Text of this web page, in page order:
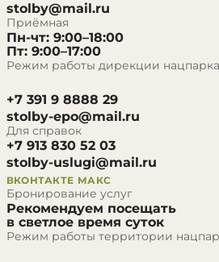
stolby@mail.ru
Приёмная
Пн-чт: 9:00–18:00
Пт: 9:00–17:00
Режим работы дирекции нацпарка
+7 391 9 8888 29
stolby-epo@mail.ru
Для справок
+7 913 830 52 03
stolby-uslugi@mail.ru
ВКОНТАКТЕ МАКС
Бронирование услуг
Рекомендуем посещать
в светлое время суток
Режим работы территории